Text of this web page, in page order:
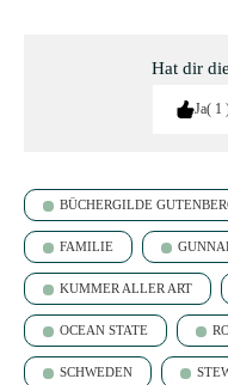
Hat dir
Ja 1
BÜCHERGILDE
FAMILIE
KUMMER ALLER ART
OCEAN STATE
SCHWEDEN